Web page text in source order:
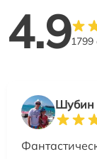
4.91799
Шубин